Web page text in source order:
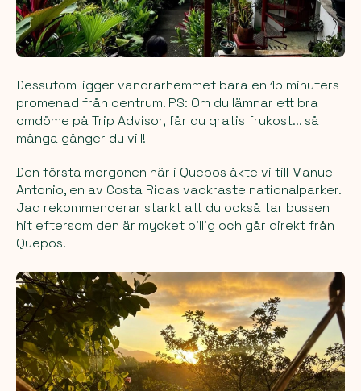
Dessutom ligger vandrarhemmet bara en 15 minuters
promenad från centrum. PS: Om du lämnar ett bra
omdöme på Trip Advisor, får du gratis frukost... så
många gånger du vill!
Den första morgonen här i Quepos åkte vi till Manuel
Antonio, en av Costa Ricas vackraste nationalparker.
Jag rekommenderar starkt att du också tar bussen
hit eftersom den är mycket billig och går direkt från
Quepos.